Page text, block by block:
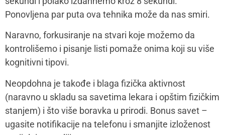
Post Views:264
Mamacom&ja